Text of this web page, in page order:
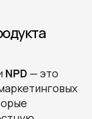
NPD — это